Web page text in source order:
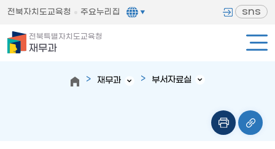
전북자치도교육청 주요누리집 sns
전북특별자치도교육청
재무과
재무과 부서자료실